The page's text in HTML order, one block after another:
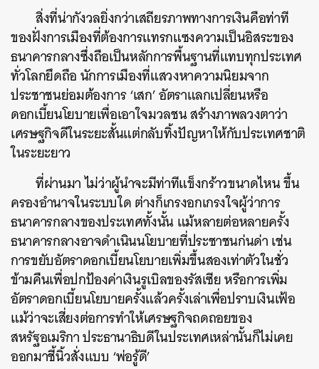
สิ่งที่น่ากังวลยิ่งกว่าเสถียรภาพทางการเงินคือท่าที
ของฝั่งการเมืองที่ต้องการแทรกแซงความเป็นอิสระของ
ธนาคารกลางซึ่งถือเป็นหลักการพื้นฐานที่แทบทุกประเทศ
ทั่วโลกยึดถือ นักการเมืองที่แสวงหาความนิยมจาก
ประชาชนย่อมต้องการ ‘เสก’ อัตราแลกเปลี่ยนหรือ
ดอกเบี้ยนโยบายเพื่อเอาใจมวลชน สร้างภาพลวงตาว่า
เศรษฐกิจดีในระยะสั้นแต่กลับทิ้งปัญหาให้กับประเทศชาติ
ในระยะยาว
ที่ผ่านมา ไม่ว่าผู้นำจะมีท่าทีแข็งกร้าวขนาดไหน ขึ้น
ครองอำนาจในระบบใด ต่างก็เกรงอกเกรงใจผู้ว่าการ
ธนาคารกลางของประเทศทั้งนั้น แม้หลายต่อหลายครั้ง
ธนาคารกลางอาจดำเนินนโยบายที่ประชาชนก่นด่า เช่น
การขยับอัตราดอกเบี้ยนโยบายเพิ่มขึ้นสองเท่าตัวในชั่ว
ข้ามคืนเพื่อปกป้องค่าเงินรูเบิลของรัสเซีย หรือการเพิ่ม
อัตราดอกเบี้ยนโยบายครั้งแล้วครั้งเล่าเพื่อปราบเงินเฟ้อ
แม้ว่าจะเสี่ยงต่อการทำให้เศรษฐกิจถดถอยของ
สหรัฐอเมริกา ประธานาธิบดีในประเทศเหล่านั้นก็ไม่เคย
ออกมาชี้นิ้วสั่งแบบ ‘พ่อรู้ดี’